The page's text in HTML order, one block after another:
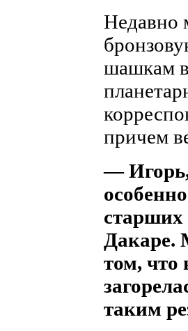
Недавно
шашкам в
причем
— Игорь,
старших
Дакаре.
том, что
таким